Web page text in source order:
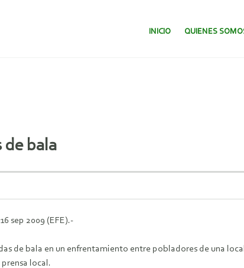
SALTAR AL CONTENIDO.
INICIO QUIENES
de bala
sep 2009 (EFE).-
de bala en un enfrentamiento entre pobladores de una
local.